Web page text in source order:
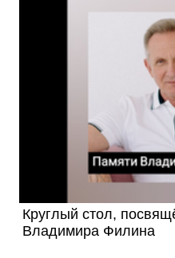
Круглый стол,
Владимира Филина